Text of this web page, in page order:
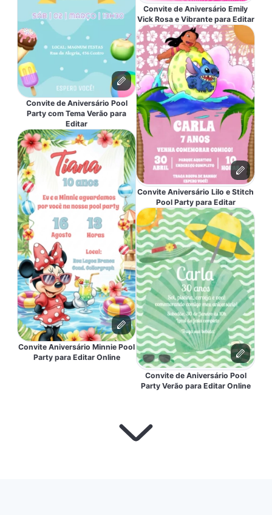
Convite de Aniversário Pool
Party com Tema Verão para
Editar
Convite Aniversário Minnie Pool
Party para Editar Online
Convite de Aniversário Emily
Vick Rosa e Vibrante para Editar
Convite Aniversário Lilo e Stitch
Pool Party para Editar
Convite de Aniversário Pool
Party Verão para Editar Online